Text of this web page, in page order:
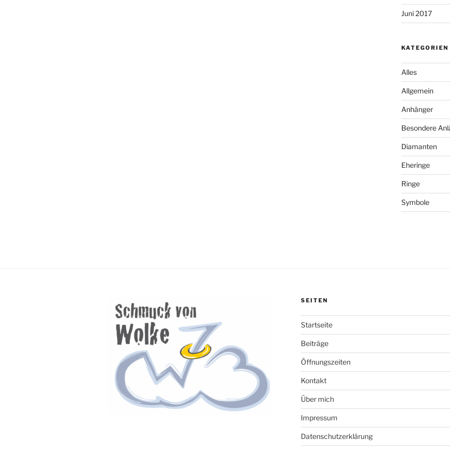
Juni 2017
KATEGORIEN
Alles
Allgemein
Anhänger
Besondere
Diamanten
Eheringe
Ringe
Symbole
SEITEN
Startseite
Beiträge
Öffnungszeiten
Kontakt
Über mich
Impressum
Datenschutzerklärung